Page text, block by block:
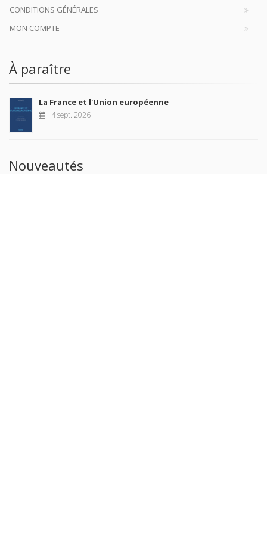
CONDITIONS GÉNÉRALES
MON COMPTE
À paraître
La France et l'Union européenne
4 sept. 2026
Nouveautés